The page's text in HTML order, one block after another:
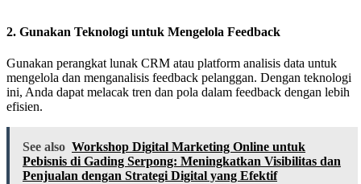
2. Gunakan Teknologi untuk Mengelola Feedback
Gunakan perangkat lunak CRM atau platform analisis data untuk
mengelola dan menganalisis feedback pelanggan. Dengan teknologi
ini, Anda dapat melacak tren dan pola dalam feedback dengan lebih
efisien.
See also Workshop Digital Marketing Online untuk
Pebisnis di Gading Serpong: Meningkatkan Visibilitas dan
Penjualan dengan Strategi Digital yang Efektif